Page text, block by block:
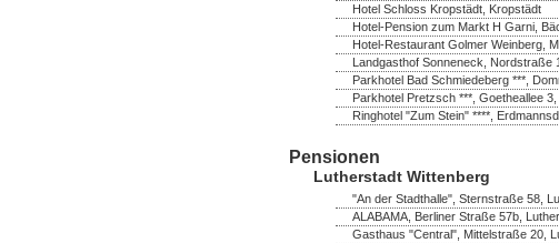
Hotel Schloss Kropstädt, Kropstädt
Hotel-Pension zum Markt H Garni,
Hotel-Restaurant Golmer Weinberg,
Landgasthof Sonneneck, Nordstraße
Parkhotel Bad Schmiedeberg ***,
Parkhotel Pretzsch ***, Goetheallee
Ringhotel "Zum Stein" ****,
Pensionen
Lutherstadt Wittenberg
"An der Stadthalle", Sternstraße 58,
ALABAMA, Berliner Straße 57b,
Gasthaus "Central", Mittelstraße 20,